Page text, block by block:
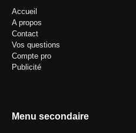
Accueil
A propos
Contact
Vos questions
Compte pro
Publicité
Menu secondaire